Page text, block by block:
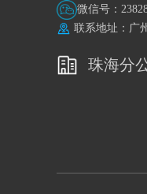
微信号：
联系地址：广
珠海分